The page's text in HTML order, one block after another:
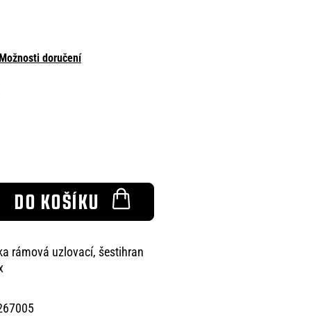
Možnosti doručení
DO KOŠÍKU
rámová uzlovací, šestihran